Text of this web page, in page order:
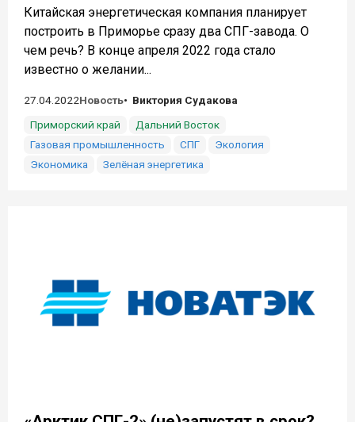
Китайская энергетическая компания планирует
построить в Приморье сразу два СПГ-завода. О
чем речь? В конце апреля 2022 года стало
известно о желании...
27.04.2022Новость
Виктория Судакова
Приморский край
Дальний Восток
Газовая промышленность
СПГ
Экология
Экономика
Зелёная энергетика